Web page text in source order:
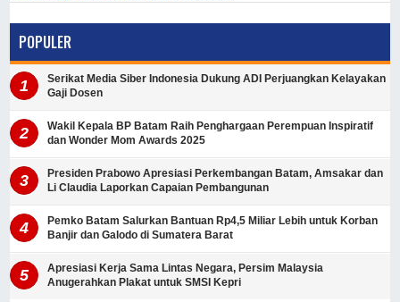
POPULER
Serikat Media Siber Indonesia Dukung ADI Perjuangkan Kelayakan
Gaji Dosen
Wakil Kepala BP Batam Raih Penghargaan Perempuan Inspiratif
dan Wonder Mom Awards 2025
Presiden Prabowo Apresiasi Perkembangan Batam, Amsakar dan
Li Claudia Laporkan Capaian Pembangunan
Pemko Batam Salurkan Bantuan Rp4,5 Miliar Lebih untuk Korban
Banjir dan Galodo di Sumatera Barat
Apresiasi Kerja Sama Lintas Negara, Persim Malaysia
Anugerahkan Plakat untuk SMSI Kepri